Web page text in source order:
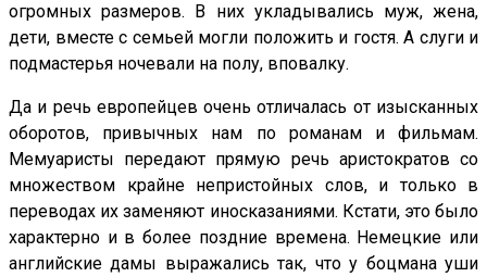
огромных размеров. В них укладывались муж, жена,
дети, вместе с семьей могли положить и гостя. А слуги и
подмастерья ночевали на полу, вповалку.
Да и речь европейцев очень отличалась от изысканных
оборотов, привычных нам по романам и фильмам.
Мемуаристы передают прямую речь аристократов со
множеством крайне непристойных слов, и только в
переводах их заменяют иносказаниями. Кстати, это было
характерно и в более поздние времена. Немецкие или
английские дамы выражались так, что у боцмана уши